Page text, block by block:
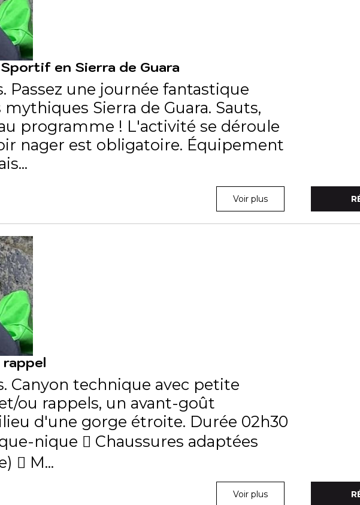
en Sierra de Guara
Passez une journée fantastique
Sierra de Guara. Sauts,
programme ! L'activité se déroule
nager est obligatoire. Équipement
Voir plus
rappel
Canyon technique avec petite
ou rappels, un avant-goût
d'une gorge étroite. Durée 02h30
nique  Chaussures adaptées
 M...
Voir plus